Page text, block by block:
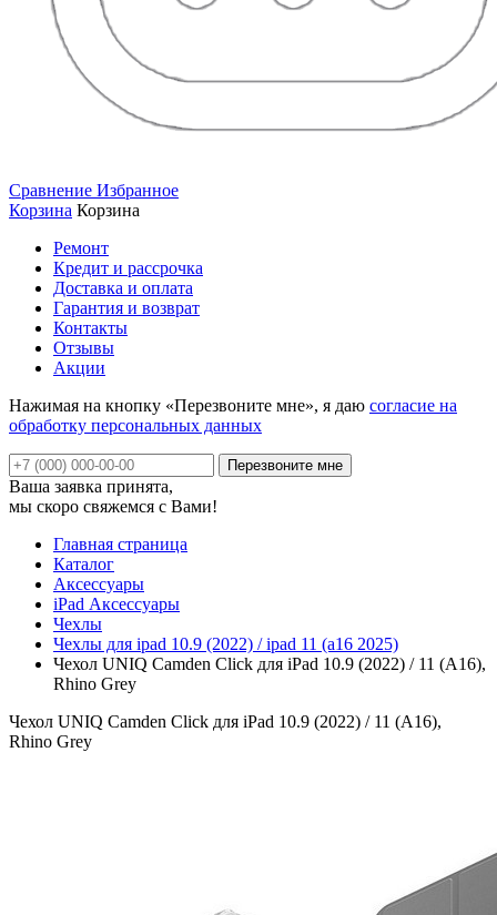
Сравнение Избранное
Корзина Корзина
Ремонт
Кредит и рассрочка
Доставка и оплата
Гарантия и возврат
Контакты
Отзывы
Акции
Нажимая на кнопку «Перезвоните мне», я даю согласие на
обработку персональных данных
Ваша заявка принята,
мы скоро свяжемся с Вами!
Главная страница
Каталог
Аксессуары
iPad Аксессуары
Чехлы
Чехлы для ipad 10.9 (2022) / ipad 11 (a16 2025)
Чехол UNIQ Camden Click для iPad 10.9 (2022) / 11 (A16),
Rhino Grey
Чехол UNIQ Camden Click для iPad 10.9 (2022) / 11 (A16),
Rhino Grey